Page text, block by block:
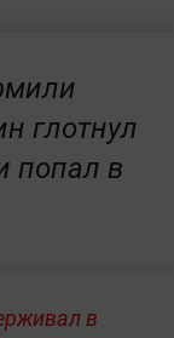
глотнул
попал в
в